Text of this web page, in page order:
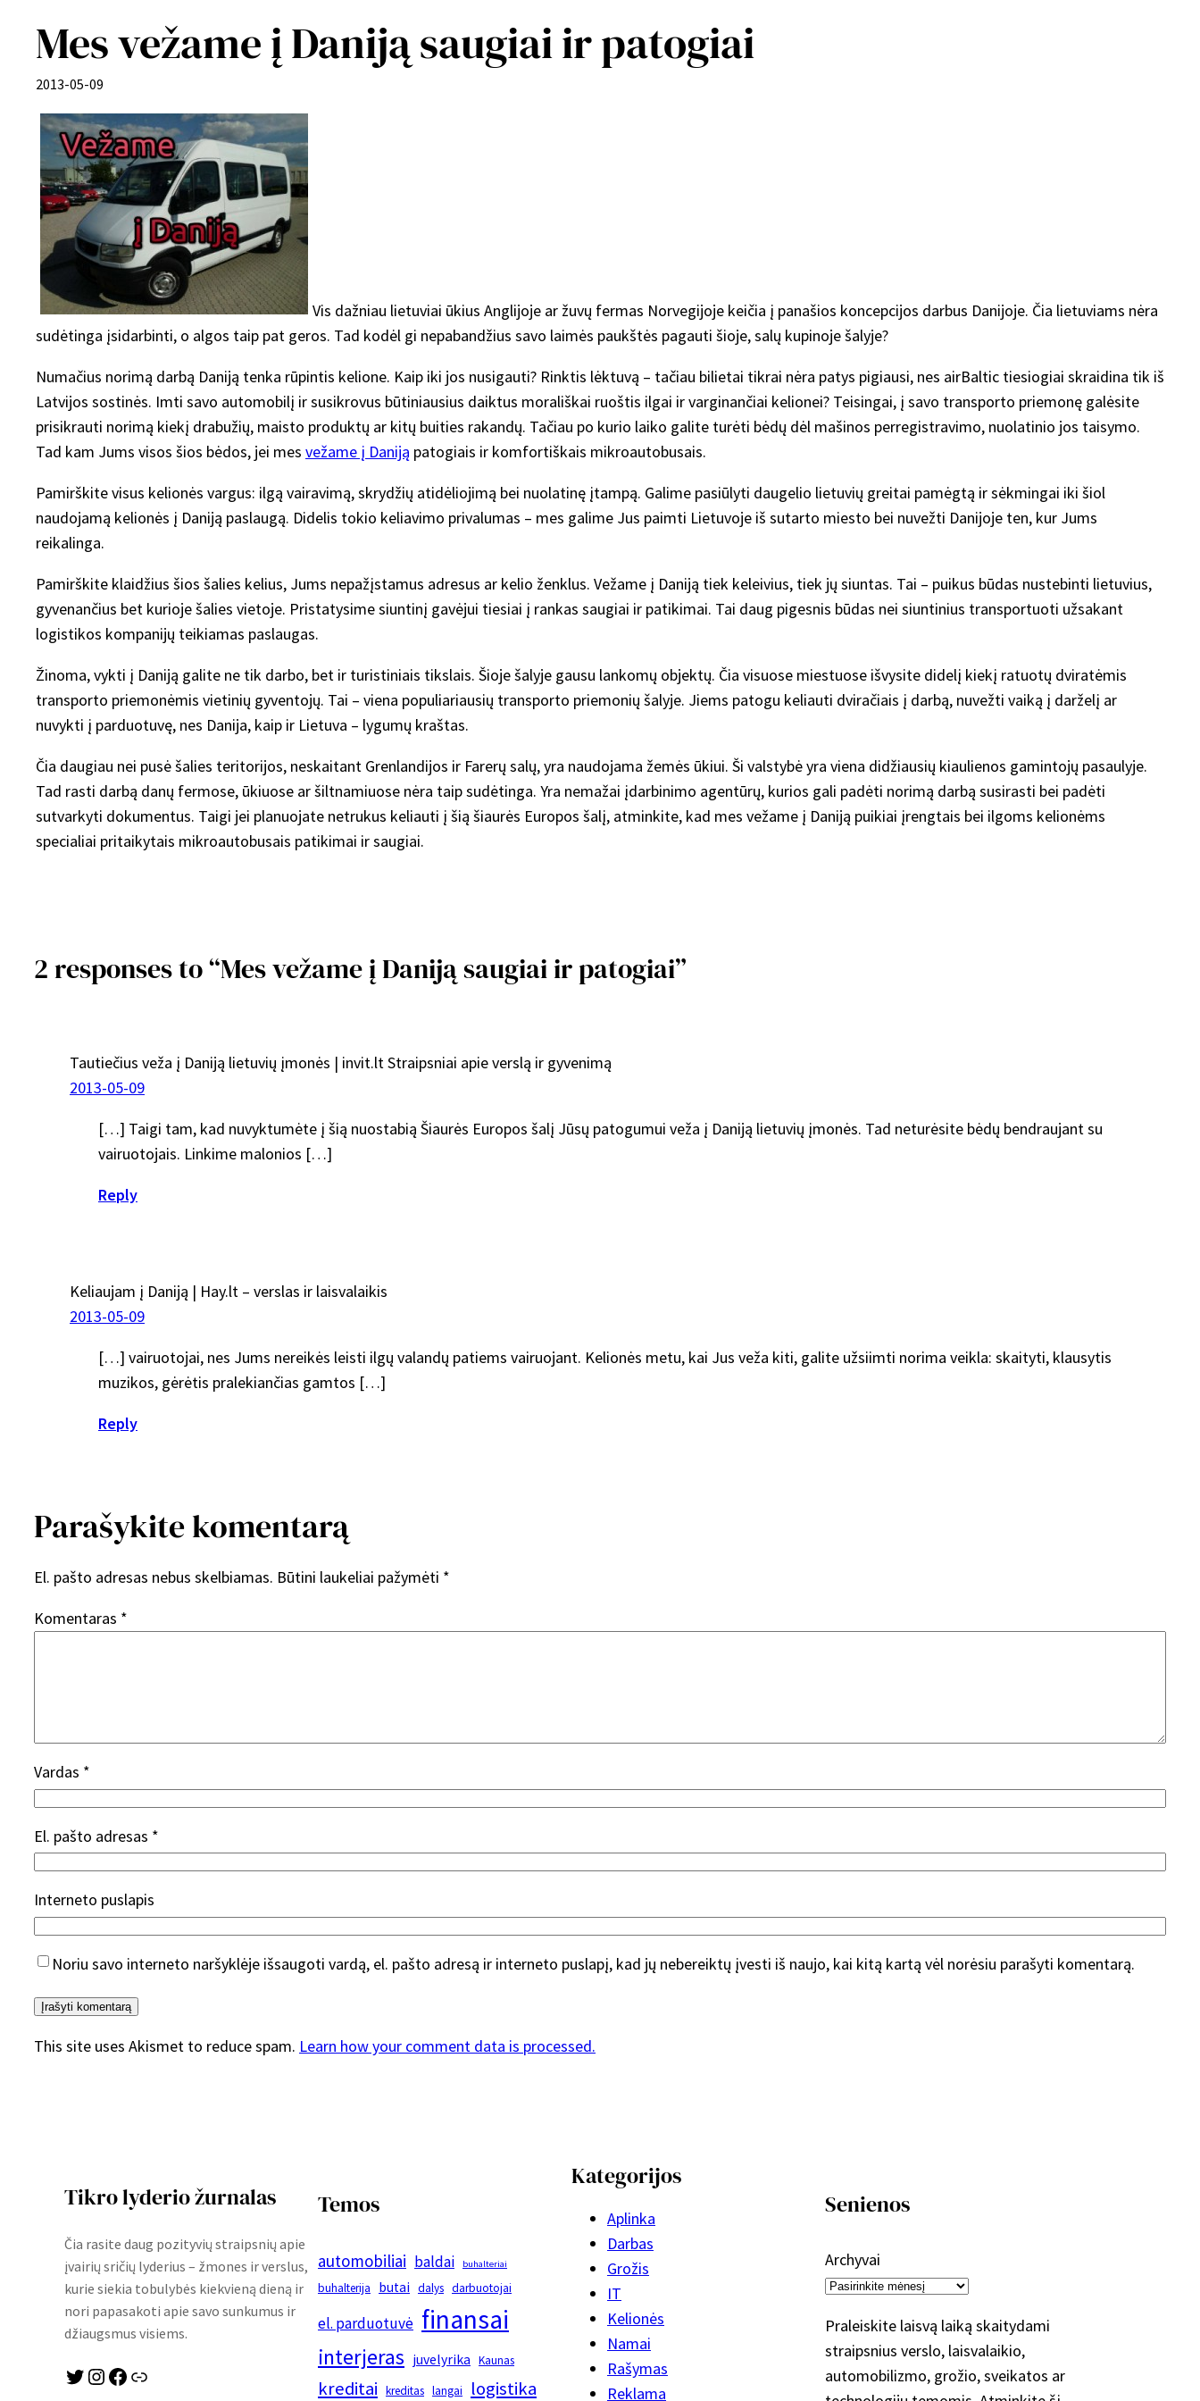
Mes vežame į Daniją saugiai ir patogiai
2013-05-09
Vis dažniau lietuviai ūkius Anglijoje ar žuvų fermas Norvegijoje keičia į panašios koncepcijos darbus Danijoje. Čia lietuviams nėra
sudėtinga įsidarbinti, o algos taip pat geros. Tad kodėl gi nepabandžius savo laimės paukštės pagauti šioje, salų kupinoje šalyje?
Numačius norimą darbą Daniją tenka rūpintis kelione. Kaip iki jos nusigauti? Rinktis lėktuvą – tačiau bilietai tikrai nėra patys pigiausi, nes airBaltic tiesiogiai skraidina tik iš
Latvijos sostinės. Imti savo automobilį ir susikrovus būtiniausius daiktus morališkai ruoštis ilgai ir varginančiai kelionei? Teisingai, į savo transporto priemonę galėsite
prisikrauti norimą kiekį drabužių, maisto produktų ar kitų buities rakandų. Tačiau po kurio laiko galite turėti bėdų dėl mašinos perregistravimo, nuolatinio jos taisymo.
Tad kam Jums visos šios bėdos, jei mes vežame į Daniją patogiais ir komfortiškais mikroautobusais.
Pamirškite visus kelionės vargus: ilgą vairavimą, skrydžių atidėliojimą bei nuolatinę įtampą. Galime pasiūlyti daugelio lietuvių greitai pamėgtą ir sėkmingai iki šiol
naudojamą kelionės į Daniją paslaugą. Didelis tokio keliavimo privalumas – mes galime Jus paimti Lietuvoje iš sutarto miesto bei nuvežti Danijoje ten, kur Jums
reikalinga.
Pamirškite klaidžius šios šalies kelius, Jums nepažįstamus adresus ar kelio ženklus. Vežame į Daniją tiek keleivius, tiek jų siuntas. Tai – puikus būdas nustebinti lietuvius,
gyvenančius bet kurioje šalies vietoje. Pristatysime siuntinį gavėjui tiesiai į rankas saugiai ir patikimai. Tai daug pigesnis būdas nei siuntinius transportuoti užsakant
logistikos kompanijų teikiamas paslaugas.
Žinoma, vykti į Daniją galite ne tik darbo, bet ir turistiniais tikslais. Šioje šalyje gausu lankomų objektų. Čia visuose miestuose išvysite didelį kiekį ratuotų dviratėmis
transporto priemonėmis vietinių gyventojų. Tai – viena populiariausių transporto priemonių šalyje. Jiems patogu keliauti dviračiais į darbą, nuvežti vaiką į darželį ar
nuvykti į parduotuvę, nes Danija, kaip ir Lietuva – lygumų kraštas.
Čia daugiau nei pusė šalies teritorijos, neskaitant Grenlandijos ir Farerų salų, yra naudojama žemės ūkiui. Ši valstybė yra viena didžiausių kiaulienos gamintojų pasaulyje.
Tad rasti darbą danų fermose, ūkiuose ar šiltnamiuose nėra taip sudėtinga. Yra nemažai įdarbinimo agentūrų, kurios gali padėti norimą darbą susirasti bei padėti
sutvarkyti dokumentus. Taigi jei planuojate netrukus keliauti į šią šiaurės Europos šalį, atminkite, kad mes vežame į Daniją puikiai įrengtais bei ilgoms kelionėms
specialiai pritaikytais mikroautobusais patikimai ir saugiai.
2 responses to “Mes vežame į Daniją saugiai ir patogiai”
Tautiečius veža į Daniją lietuvių įmonės | invit.lt Straipsniai apie verslą ir gyvenimą
2013-05-09
[…] Taigi tam, kad nuvyktumėte į šią nuostabią Šiaurės Europos šalį Jūsų patogumui veža į Daniją lietuvių įmonės. Tad neturėsite bėdų bendraujant su
vairuotojais. Linkime malonios […]
Reply
Keliaujam į Daniją | Hay.lt – verslas ir laisvalaikis
2013-05-09
[…] vairuotojai, nes Jums nereikės leisti ilgų valandų patiems vairuojant. Kelionės metu, kai Jus veža kiti, galite užsiimti norima veikla: skaityti, klausytis
muzikos, gėrėtis pralekiančias gamtos […]
Reply
Parašykite komentarą
El. pašto adresas nebus skelbiamas. Būtini laukeliai pažymėti *
Komentaras *
Vardas *
El. pašto adresas *
Interneto puslapis
Noriu savo interneto naršyklėje išsaugoti vardą, el. pašto adresą ir interneto puslapį, kad jų nebereiktų įvesti iš naujo, kai kitą kartą vėl norėsiu parašyti komentarą.
This site uses Akismet to reduce spam. Learn how your comment data is processed.
Tikro lyderio žurnalas
Čia rasite daug pozityvių straipsnių apie
įvairių sričių lyderius – žmones ir verslus,
kurie siekia tobulybės kiekvieną dieną ir
nori papasakoti apie savo sunkumus ir
džiaugsmus visiems.
Twitter Instagram Facebook Link
Temos
automobiliai baldai buhalteriai
buhalterija butai dalys darbuotojai
el. parduotuvė finansai
interjeras juvelyrika Kaunas
kreditai kreditas langai logistika
Kategorijos
Aplinka
Darbas
Grožis
IT
Kelionės
Namai
Rašymas
Reklama
Senienos
Archyvai
Praleiskite laisvą laiką skaitydami
straipsnius verslo, laisvalaikio,
automobilizmo, grožio, sveikatos ar